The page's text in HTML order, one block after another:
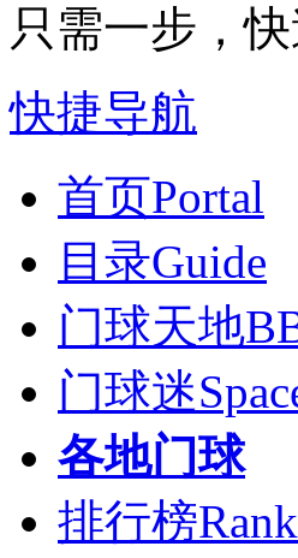
只需一步，
快捷导航
首页Portal
目录Guide
门球天地
门球迷
各地门球
排行榜